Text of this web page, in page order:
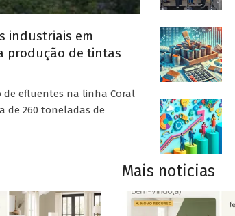
industriais em
produção de tintas
de efluentes na linha Coral
de 260 toneladas de
Mais noticias